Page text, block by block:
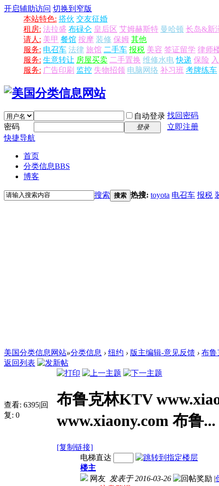
开启辅助访问 切换到窄版
本站特色: 搭伙 交友征婚
租房: 法拉盛 布碌仑 皇后区 艾姆赫斯特 曼哈顿 长岛&新
请人: 美甲 餐馆 按摩 装修 保姆 其他
服务: 电召车 法律 旅馆 二手车 报税 美容 签证留学 律师
服务: 生意转让 房屋买卖 二手置换 维修水电 快递 保险
服务: 广告印刷 监控 失物招领 电脑网络 补习班 考牌练车
自动登录 找回密码
密码
登录
立即注册
快捷导航
首页
分类信息BBS
博客
搜索 搜索 热搜: toyota 电召车 报税
美国分类信息网站»分类信息 › 纽约 › 版主编辑-意见反馈 › 布鲁
返回列表
查看: 6395|回
复: 0
布鲁克林KTV
www.xiaony.com 布鲁...
[复制链接]
电梯直达
楼主
网友 发表于 2016-03-26 |